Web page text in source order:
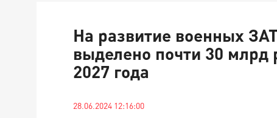
На развитие военных
выделено почти 30 млрд
2027 года
28.06.2024 12:16:00